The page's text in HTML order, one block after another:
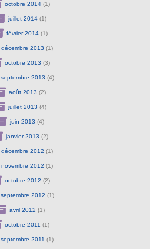
octobre 2014(1)
juillet 2014(1)
février 2014 (1)
décembre 2013 (1)
octobre 2013 (3)
septembre 2013 (4)
août 2013 (2)
juillet 2013 (4)
juin 2013 (4)
janvier 2013 (2)
décembre 2012 (1)
novembre 2012 (1)
octobre 2012 (2)
septembre 2012 (1)
avril 2012 (1)
octobre 2011 (1)
septembre 2011 (1)